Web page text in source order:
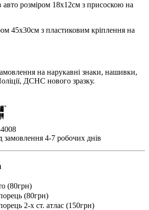
авто розміром 18х12см з присоскою на
45х30см з пластиковим кріплення на
на нарукавні знаки, нашивки,
ДСНС нового зразку.
замовлення 4-7 робочих днів
(80грн)
(80грн)
2-х ст. атлас (150грн)